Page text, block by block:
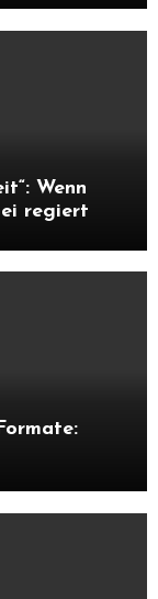
Wenn
regiert